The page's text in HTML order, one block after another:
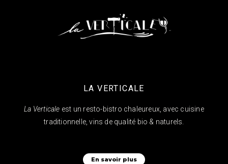
LA VERTICALE
La Verticale est un resto-bistro chaleureux, avec cuisine
traditionnelle, vins de qualité bio & naturels.
En savoir plus